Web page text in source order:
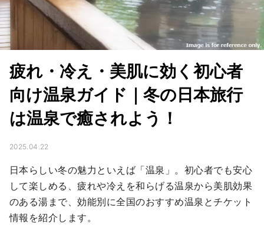
疲れ・冷え・美肌に効く初心者
向け温泉ガイド｜冬の日本旅行
は温泉で癒されよう！
2025.04.22
日本らしい冬の魅力といえば「温泉」。初心者でも安心
して楽しめる、疲れや冷えを和らげる温泉から美肌効果
のある湯まで、効能別に全国のおすすめ温泉とチケット
情報を紹介します。